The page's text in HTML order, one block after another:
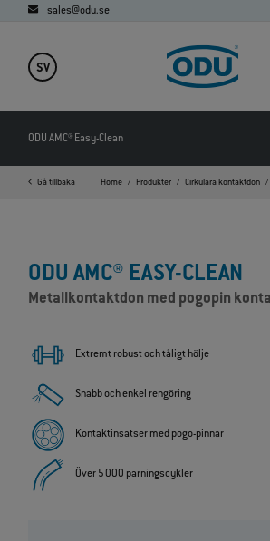
sales@odu.se
SV
ODU AMC® Easy-Clean
Produkter i jämförelse
Nedladdningar
Gå tillbaka Home Produkter Cirkulära kontaktdon
ODU AMC® EASY-CLEAN
Metallkontaktdon med pogopin
Extremt robust och tåligt hölje
Snabb och enkel rengöring
Kontaktinsatser med pogo‑pinnar
Över 5 000 parningscykler